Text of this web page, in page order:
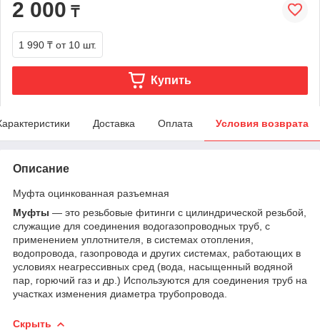
2 000 ₸
1 990 ₸ от 10 шт.
Купить
Доставка Оплата Условия возврата
Описание
Муфта оцинкованная разъемная
Муфты — это резьбовые фитинги с цилиндрической резьбой,
служащие для соединения водогазопроводных труб, с
применением уплотнителя, в системах отопления,
водопровода, газопровода и других системах, работающих в
условиях неагрессивных сред (вода, насыщенный водяной
пар, горючий газ и др.) Используются для соединения труб на
участках изменения диаметра трубопровода.
Скрыть